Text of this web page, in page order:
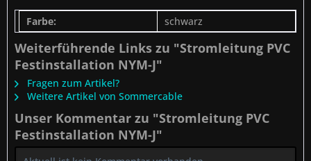
Farbe: schwarz
Weiterführende Links zu "Stromleitung PVC
Festinstallation NYM-J"
Fragen zum Artikel?
Weitere Artikel von Sommercable
Unser Kommentar zu "Stromleitung PVC
Festinstallation NYM-J"